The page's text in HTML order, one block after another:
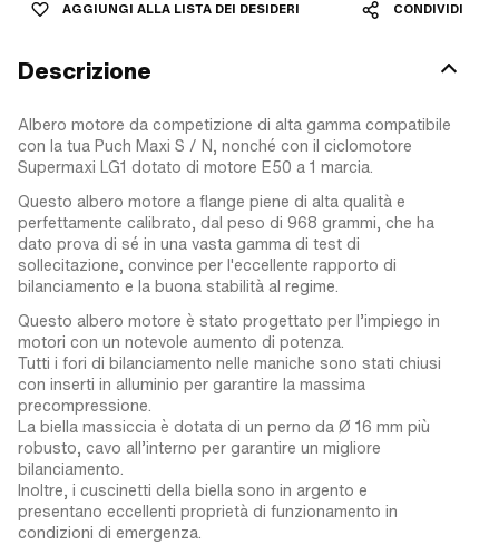
AGGIUNGI ALLA LISTA DEI DESIDERI CONDIVIDI
Descrizione
Albero motore da competizione di alta gamma compatibile
con la tua Puch Maxi S / N, nonché con il ciclomotore
Supermaxi LG1 dotato di motore E50 a 1 marcia.
Questo albero motore a flange piene di alta qualità e
perfettamente calibrato, dal peso di 968 grammi, che ha
dato prova di sé in una vasta gamma di test di
sollecitazione, convince per l'eccellente rapporto di
bilanciamento e la buona stabilità al regime.
Questo albero motore è stato progettato per l’impiego in
motori con un notevole aumento di potenza.
Tutti i fori di bilanciamento nelle maniche sono stati chiusi
con inserti in alluminio per garantire la massima
precompressione.
La biella massiccia è dotata di un perno da Ø 16 mm più
robusto, cavo all’interno per garantire un migliore
bilanciamento.
Inoltre, i cuscinetti della biella sono in argento e
presentano eccellenti proprietà di funzionamento in
condizioni di emergenza.